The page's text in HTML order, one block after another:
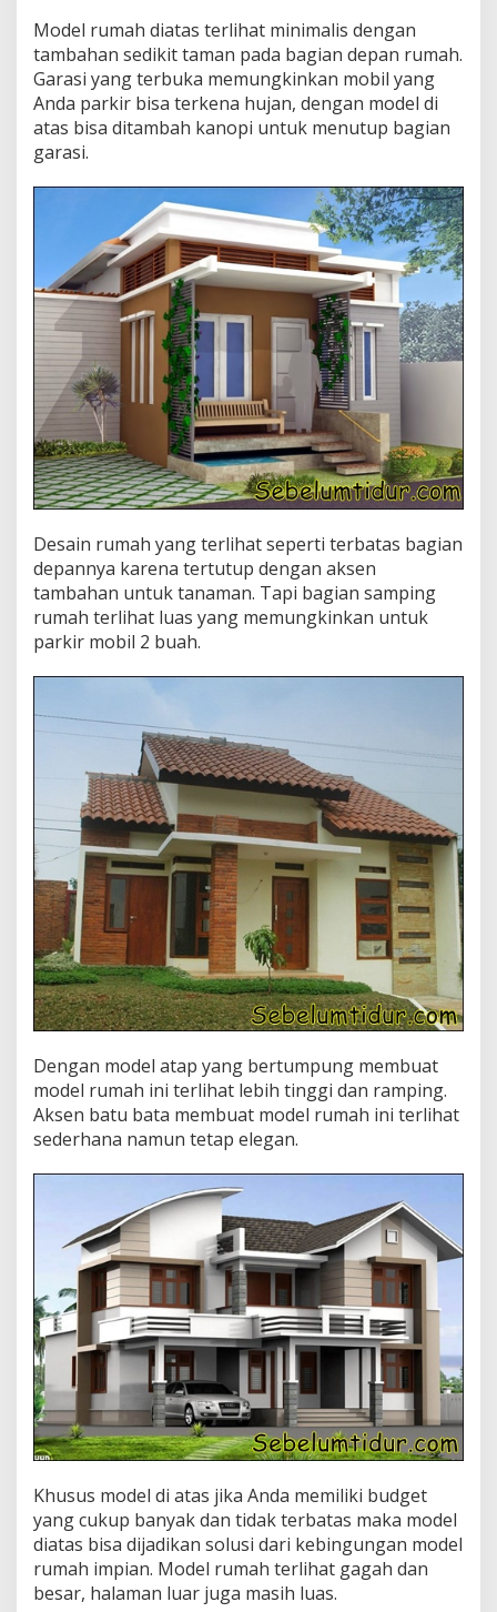
Model rumah diatas terlihat minimalis dengan
tambahan sedikit taman pada bagian depan rumah.
Garasi yang terbuka memungkinkan mobil yang
Anda parkir bisa terkena hujan, dengan model di
atas bisa ditambah kanopi untuk menutup bagian
garasi.
Desain rumah yang terlihat seperti terbatas bagian
depannya karena tertutup dengan aksen
tambahan untuk tanaman. Tapi bagian samping
rumah terlihat luas yang memungkinkan untuk
parkir mobil 2 buah.
Dengan model atap yang bertumpung membuat
model rumah ini terlihat lebih tinggi dan ramping.
Aksen batu bata membuat model rumah ini terlihat
sederhana namun tetap elegan.
Khusus model di atas jika Anda memiliki budget
yang cukup banyak dan tidak terbatas maka model
diatas bisa dijadikan solusi dari kebingungan model
rumah impian. Model rumah terlihat gagah dan
besar, halaman luar juga masih luas.